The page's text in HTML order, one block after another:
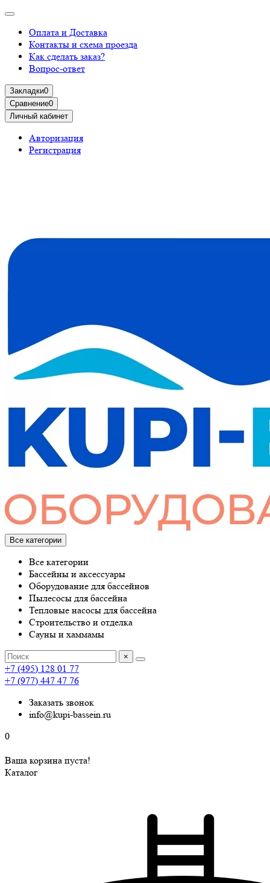
Оплата и Доставка
Контакты и схема проезда
Как сделать заказ?
Вопрос-ответ
Закладки0
Сравнение0
Личный кабинет
Авторизация
Регистрация
Все категории
Все категории
Бассейны и аксессуары
Оборудование для бассейнов
Пылесосы для бассейна
Тепловые насосы для бассейна
Строительство и отделка
Сауны и хаммамы
×
+7 (495) 128 01 77
+7 (977) 447 47 76
Заказать звонок
info@kupi-bassein.ru
0
Ваша корзина пуста!
Каталог